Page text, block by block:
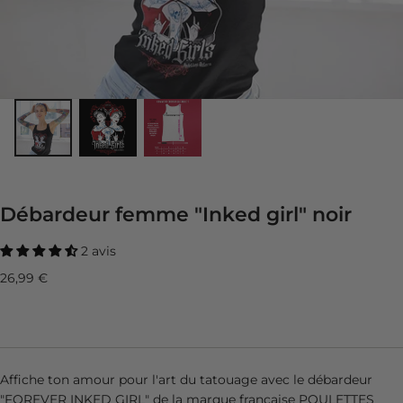
Débardeur femme "Inked girl" noir
2 avis
Prix
26,99 €
Affiche ton amour pour l'art du tatouage avec le débardeur
"FOREVER INKED GIRL" de la marque française POULETTES